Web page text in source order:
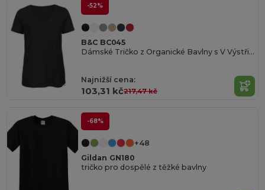
-52%
B&C BC045
Dámské Tričko z Organické Bavlny s V Výstřihem
Najnižší cena:
103,31 kč217,47 kč
-68%
+48
Gildan GN180
tričko pro dospělé z těžké bavlny